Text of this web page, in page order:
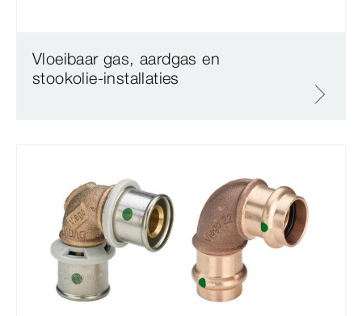
Vloeibaar gas, aardgas en
stookolie-installaties